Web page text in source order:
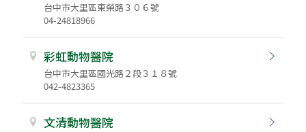
台中市大里區東榮路３０６號
04-24818966
彩虹動物醫院
台中市大里區國光路２段３１８號
042-4823365
文清動物醫院